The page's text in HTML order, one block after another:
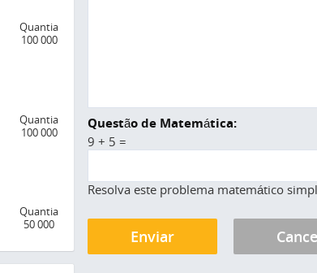
Questão de Matemática:
9 + 5 =
Resolva este problema matemático
Quantia
100 000
Quantia
100 000
Quantia
50 000